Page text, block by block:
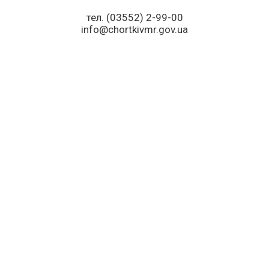
тел. (03552) 2-99-00
info@chortkivmr.gov.ua